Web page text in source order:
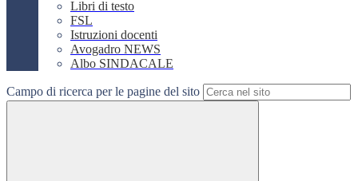
Libri di testo
FSL
Istruzioni docenti
Avogadro NEWS
Albo SINDACALE
Campo di ricerca per le pagine del sito